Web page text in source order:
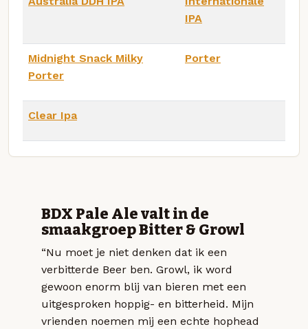
IPA
Midnight Snack Milky
Porter
Porter
Clear Ipa
BDX Pale Ale valt in de
smaakgroep Bitter & Growl
“Nu moet je niet denken dat ik een
verbitterde Beer ben. Growl, ik word
gewoon enorm blij van bieren met een
uitgesproken hoppig- en bitterheid. Mijn
vrienden noemen mij een echte hophead